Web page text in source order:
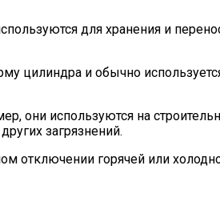
для хранения и
и обычно
они используются на
загрязнений.
отключении горячей или